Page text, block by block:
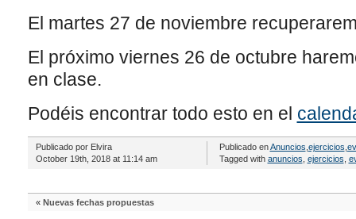
El martes 27 de noviembre
El próximo viernes 26 de octubre
en clase.
Podéis encontrar todo esto en el
Publicado por Elvira
October 19th, 2018 at 11:14 am
Publicado enAnuncios ejercicios
Tagged with anuncios ejercicios
« Nuevas fechas propuestas